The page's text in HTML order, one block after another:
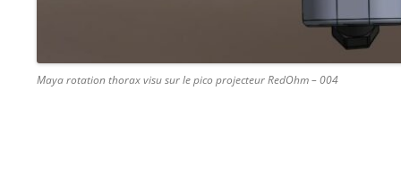
Maya rotation thorax visu sur le pico projecteur RedOhm – 004